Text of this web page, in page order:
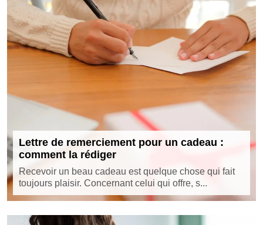
Lettre de remerciement pour un cadeau :
comment la rédiger
Recevoir un beau cadeau est quelque chose qui fait
toujours plaisir. Concernant celui qui offre, s...